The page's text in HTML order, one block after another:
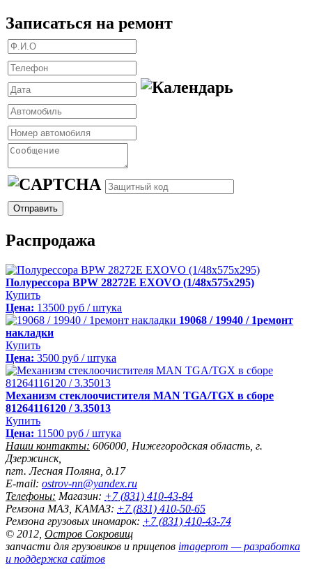
Записаться на ремонт
Распродажа
Полурессора BPW 28272E EXOVO (1/48х575х295)
Купить
Цена: 13500 руб / штука
19068 / 19940 / 1ремонт
накладки
Купить
Цена: 3500 руб / штука
Механизм стеклоочистителя MAN TGA/TGX в сборе
81264116120 / 3.35013
Купить
Цена: 11500 руб / штука
Наши контакты: 606000 Нижегородская область, г.
Дзержинск,
пгт. Лесная Поляна, д.17
E-mail: ostrov-nn@yandex.ru
Телефоны: Магазин: +7 (831) 410-43-84
Ремзона МАЗ, КАМАЗ: +7 (831) 410-50-65
Ремзона грузовых иномарок: +7 (831) 410-43-74
© 2012 Остров Сокровищ
запчасти для грузовиков и прицепов imageprom — разработка
и поддержка сайтов